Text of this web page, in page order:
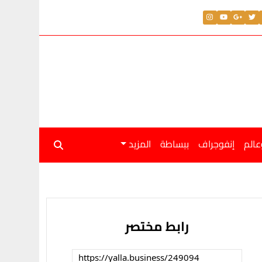
إنفوجراف ببساطة المزيد
رابط مختصر